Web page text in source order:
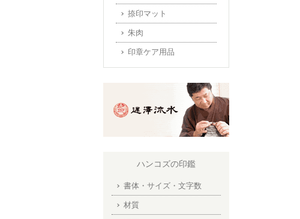
捺印マット
朱肉
印章ケア用品
ハンコズの印鑑
書体・サイズ・文字数
材質